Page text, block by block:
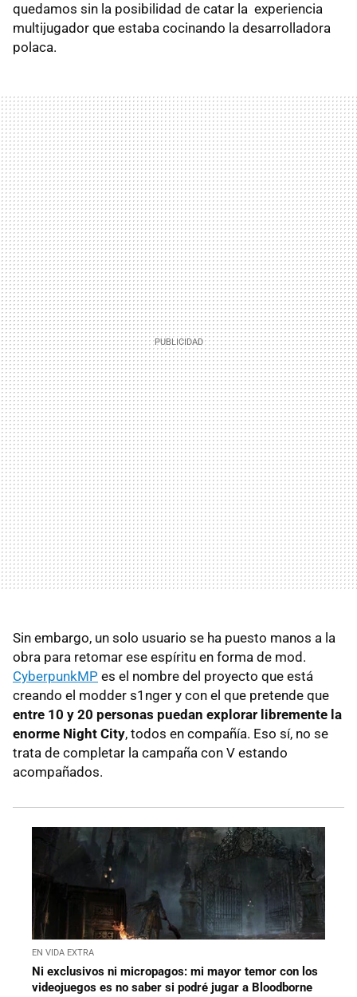
quedamos sin la posibilidad de catar la experiencia
multijugador que estaba cocinando la desarrolladora
polaca.
Sin embargo, un solo usuario se ha puesto manos a la
obra para retomar ese espíritu en forma de mod.
CyberpunkMP es el nombre del proyecto que está
creando el modder s1nger y con el que pretende que
entre 10 y 20 personas puedan explorar libremente la
enorme Night City, todos en compañía. Eso sí, no se
trata de completar la campaña con V estando
acompañados.
EN VIDA EXTRA
Ni exclusivos ni micropagos: mi mayor temor con los
videojuegos es no saber si podré jugar a Bloodborne